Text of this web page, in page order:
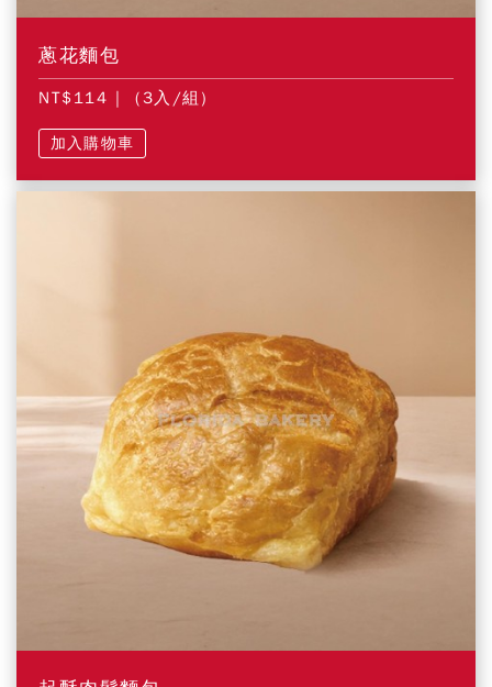
蔥花麵包
NT$114 | (3入/組)
加入購物車